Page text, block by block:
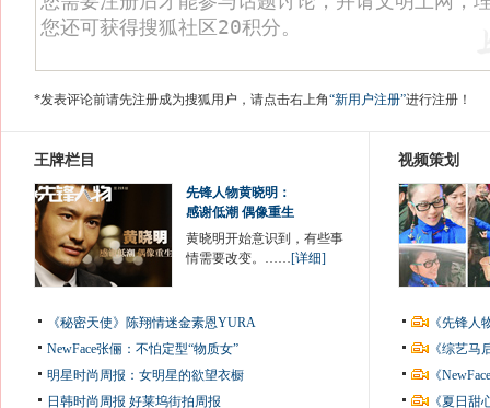
*发表评论前请先注册成为搜狐用户，请点击右上角“新用户注册”进行注册！
王牌栏目
先锋人物黄晓明：
感谢低潮 偶像重生
黄晓明开始意识到，有些事
情需要改变。……[详细]
《秘密天使》陈翔情迷金素恩YURA
NewFace张俪：不怕定型“物质女”
明星时尚周报：女明星的欲望衣橱
日韩时尚周报 好莱坞街拍周报
视频策划
《先锋
《综艺
《
《夏日